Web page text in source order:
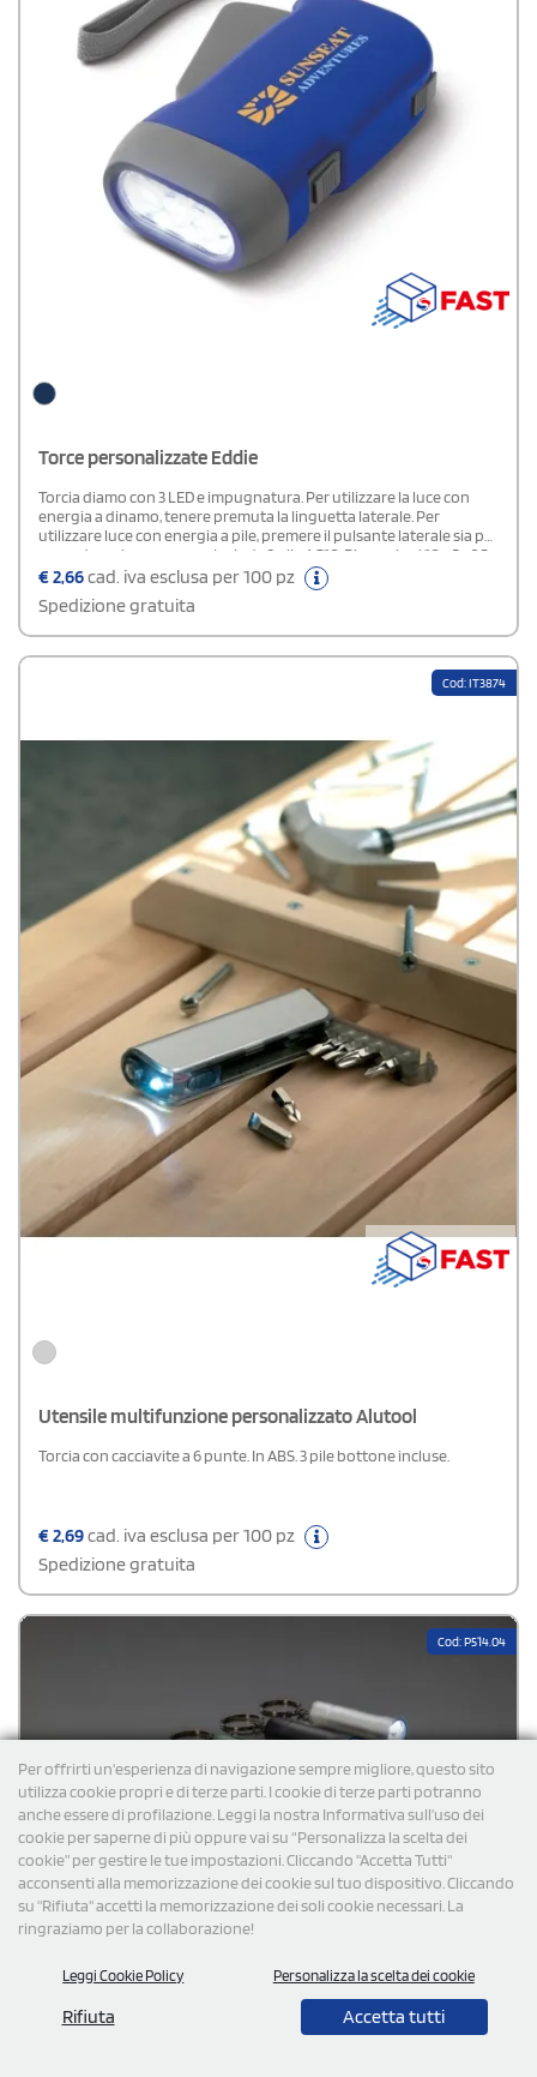
Per offrirti un'esperienza di navigazione sempre migliore, questo sito
utilizza cookie propri e di terze parti. I cookie di terze parti potranno
anche essere di profilazione. Leggi la nostra Informativa sull’uso dei
cookie per saperne di più oppure vai su “Personalizza la scelta dei
cookie” per gestire le tue impostazioni. Cliccando "Accetta Tutti"
acconsenti alla memorizzazione dei cookie sul tuo dispositivo. Cliccando
su "Rifiuta" accetti la memorizzazione dei soli cookie necessari. La
ringraziamo per la collaborazione!
Leggi Cookie Policy Personalizza la scelta dei cookie
Rifiuta Accetta tutti
Torce personalizzate Eddie
Torcia diamo con 3 LED e impugnatura. Per utilizzare la luce con
energia a dinamo, tenere premuta la linguetta laterale. Per
utilizzare luce con energia a pile, premere il pulsante laterale sia per
accendere che spegnere. Include 3 pile AG10. Dimensioni 10 x 5 x 2,5
cm.
€2,66cad. iva esclusa per 100 pz
Spedizione gratuita
Cod: IT3874
Utensile multifunzione personalizzato Alutool
Torcia con cacciavite a 6 punte. In ABS. 3 pile bottone incluse.
€2,69cad. iva esclusa per 100 pz
Spedizione gratuita
Cod: P514.04
Torcia portachiavi Flash in alluminio riciclato RCS